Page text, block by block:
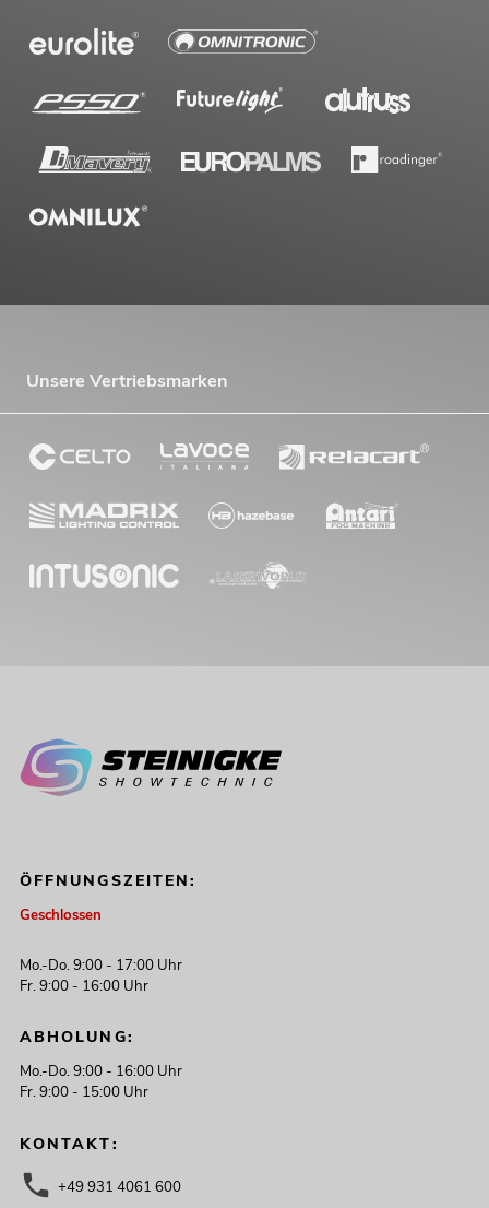
Unsere Vertriebsmarken
ÖFFNUNGSZEITEN:
Geschlossen
Mo.-Do. 9:00 - 17:00 Uhr
Fr. 9:00 - 16:00 Uhr
ABHOLUNG:
Mo.-Do. 9:00 - 16:00 Uhr
Fr. 9:00 - 15:00 Uhr
KONTAKT:
+49 931 4061 600